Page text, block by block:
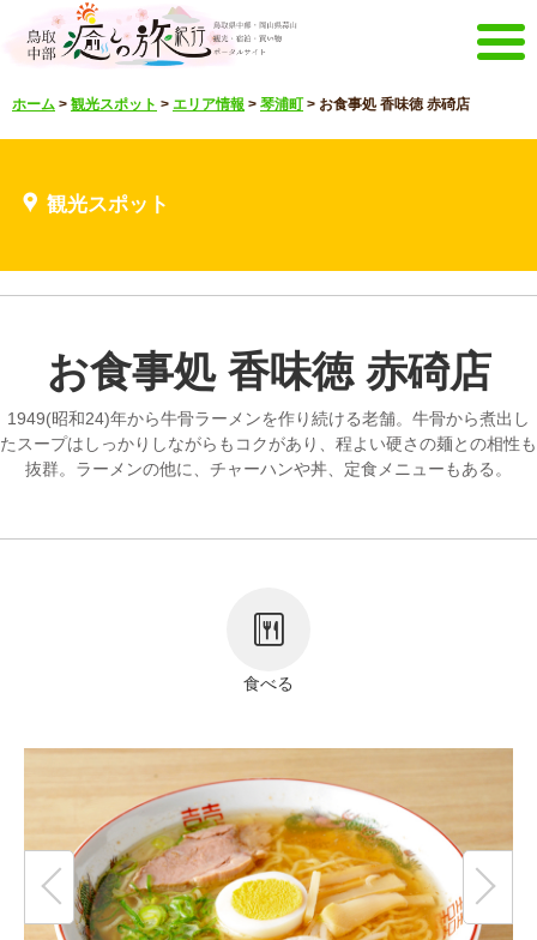
ホーム イベントキャンペーン
見どころ映像
メルマガ&パンフレット
その他のメニュー
鳥取中部観光推進機構 お問い合わせ
ホーム > 観光スポット > エリア情報 > 琴浦町 > お食事処 香味徳 赤碕店
観光スポット
お食事処 香味徳 赤碕店
1949(昭和24)年から牛骨ラーメンを作り続ける老舗。牛骨から煮出し
たスープはしっかりしながらもコクがあり、程よい硬さの麺との相性も
抜群。ラーメンの他に、チャーハンや丼、定食メニューもある。
食べる